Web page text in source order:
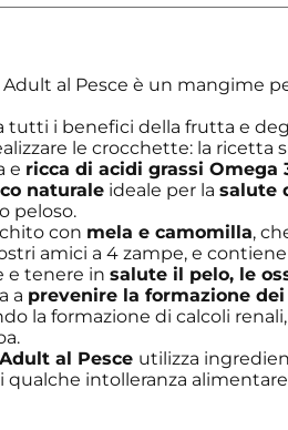
al Pesce è un mangime
tutti i benefici della frutta e
le crocchette: la ricetta
e ricca di acidi grassi Omega
naturale ideale per lasalute
peloso.
con mela e camomilla,
amici a 4 zampe, e
e tenere insalute il pelo, le
a prevenire la formazione
la formazione di calcoli
al Pesce utilizza
intolleranza